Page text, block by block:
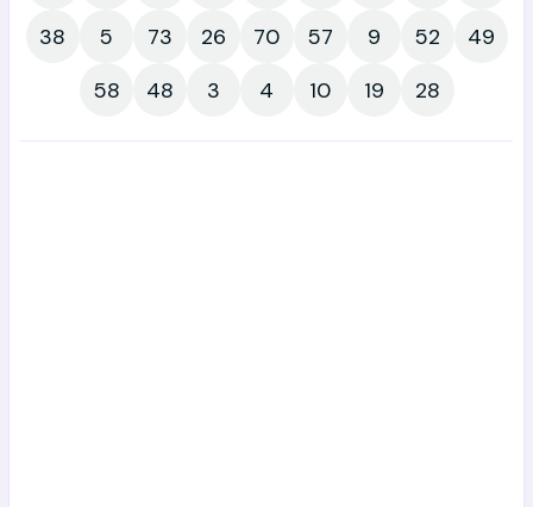
38
5 73 26 70 57 9 52
49
58
48 3 4 10 19 28